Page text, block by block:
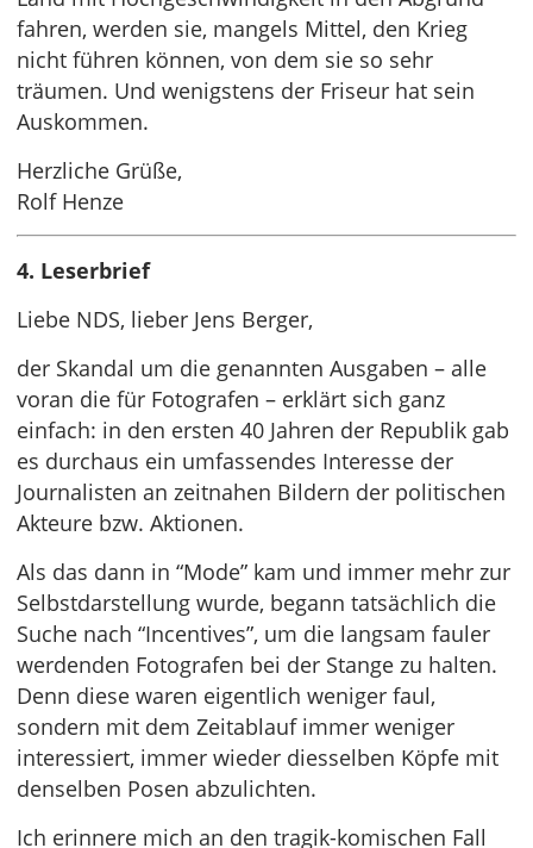
fahren, werden sie, mangels Mittel, den Krieg
nicht führen können, von dem sie so sehr
träumen. Und wenigstens der Friseur hat sein
Auskommen.
Herzliche Grüße,
Rolf Henze
4. Leserbrief
Liebe NDS, lieber Jens Berger,
der Skandal um die genannten Ausgaben – alle
voran die für Fotografen – erklärt sich ganz
einfach: in den ersten 40 Jahren der Republik gab
es durchaus ein umfassendes Interesse der
Journalisten an zeitnahen Bildern der politischen
Akteure bzw. Aktionen.
Als das dann in “Mode” kam und immer mehr zur
Selbstdarstellung wurde, begann tatsächlich die
Suche nach “Incentives”, um die langsam fauler
werdenden Fotografen bei der Stange zu halten.
Denn diese waren eigentlich weniger faul,
sondern mit dem Zeitablauf immer weniger
interessiert, immer wieder diesselben Köpfe mit
denselben Posen abzulichten.
Ich erinnere mich an den tragik-komischen Fall